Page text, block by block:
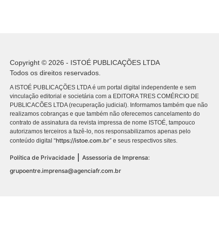
Copyright © 2026 - ISTOÉ PUBLICAÇÕES LTDA
Todos os direitos reservados.
A ISTOÉ PUBLICAÇÕES LTDA é um portal digital independente e sem
vinculação editorial e societária com a EDITORA TRES COMÉRCIO DE
PUBLICACÕES LTDA (recuperação judicial). Informamos também que não
realizamos cobranças e que também não oferecemos cancelamento do
contrato de assinatura da revista impressa de nome ISTOÉ, tampouco
autorizamos terceiros a fazê-lo, nos responsabilizamos apenas pelo
conteúdo digital “https://istoe.com.br” e seus respectivos sites.
Política de Privacidade
Assessoria de Imprensa:
grupoentre.imprensa@agenciafr.com.br